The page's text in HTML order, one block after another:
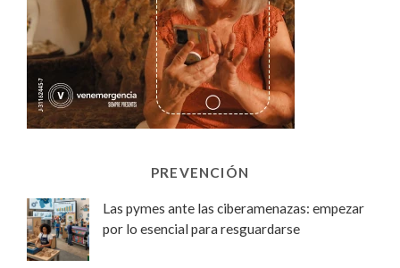
PREVENCIÓN
Las pymes ante las ciberamenazas: empezar
por lo esencial para resguardarse